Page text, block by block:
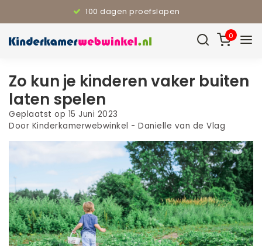
100 dagen proefslapen
0
Zo kun je kinderen vaker buiten
laten spelen
Geplaatst op 15 Juni 2023
Door Kinderkamerwebwinkel - Danielle van de Vlag